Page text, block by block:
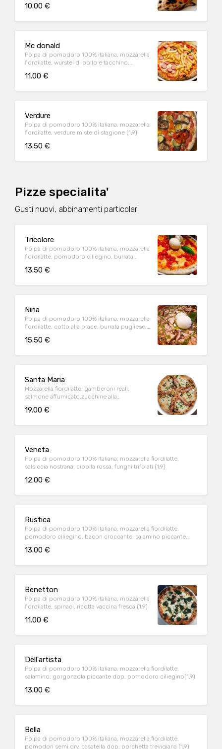
10.00 €
Mc donald
Polpa di pomodoro 100% italiana, mozzarella
fiordilatte, wurstel di pollo e tacchino,
11.00 €
Verdure
Polpa di pomodoro 100% italiana, mozzarella
fiordilatte, verdure miste di stagione (1,9)
13.50 €
Pizze specialita'
Gusti nuovi, abbinamenti particolari
Tricolore
Polpa di pomodoro 100% italiana, mozzarella
fiordilatte, pomodoro ciliegino, burrata
13.50 €
Nina
Polpa di pomodoro 100% italiana, mozzarella
fiordilatte, cotto alla brace, burrata pugliese,
15.50 €
Santa Maria
Mozzarella fiordilatte, gamberoni reali,
salmone affumicato,zucchine alla
19.00 €
Veneta
Polpa di pomodoro 100% italiana, mozzarella fiordilatte,
salsiccia nostrana, cipolla rossa, funghi trifolati (1,9)
12.00 €
Rustica
Polpa di pomodoro 100% italiana, mozzarella fiordilatte,
pomodoro ciliegino, bacon croccante, salamino piccante,
13.00 €
Benetton
Polpa di pomodoro 100% italiana, mozzarella
fiordilatte, spinaci, ricotta vaccina fresca (1,9)
11.00 €
Dell'artista
Polpa di pomodoro 100% italiana, mozzarella fiordilatte,
salamino, gorgonzola piccante dop, pomodoro ciliegino(1,9)
13.00 €
Bella
Polpa di pomodoro 100% italiana, mozzarella fiordilatte,
pomodori semi dry, casatella dop, porchetta trevigiana (1,9)